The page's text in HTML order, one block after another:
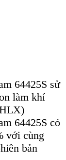
64425S sử
làm khí
64425S có
với cùng
bản